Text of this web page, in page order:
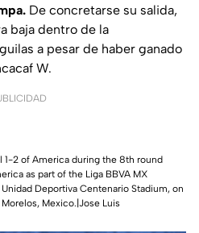
De concretarse su salida,
baja dentro de la
a pesar de haber ganado
W.
1-2 of America during the 8th round
as part of the Liga BBVA MX
Deportiva Centenario Stadium, on
Mexico.|Jose Luis